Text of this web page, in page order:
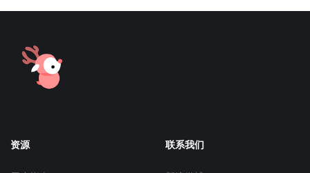
资源 联系我们